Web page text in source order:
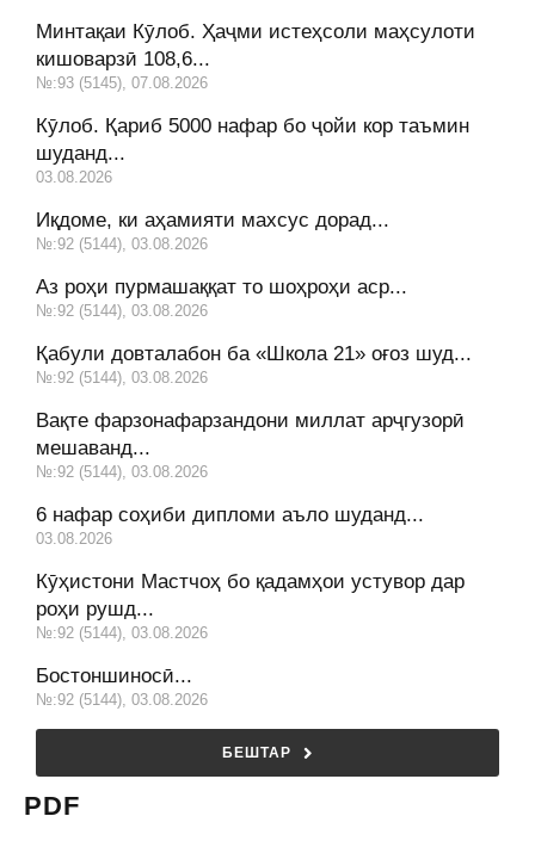
Минтақаи Кӯлоб. Ҳаҷми истеҳсоли маҳсулоти
кишоварзӣ 108,6...
№:93 (5145), 07.08.2026
Кӯлоб. Қариб 5000 нафар бо ҷойи кор таъмин
шуданд...
03.08.2026
Иқдоме, ки аҳамияти махсус дорад...
№:92 (5144), 03.08.2026
Аз роҳи пурмашаққат то шоҳроҳи аср...
№:92 (5144), 03.08.2026
Қабули довталабон ба «Школа 21» оғоз шуд...
№:92 (5144), 03.08.2026
Вақте фарзонафарзандони миллат арҷгузорӣ
мешаванд...
№:92 (5144), 03.08.2026
6 нафар соҳиби дипломи аъло шуданд...
03.08.2026
Кӯҳистони Мастчоҳ бо қадамҳои устувор дар
роҳи рушд...
№:92 (5144), 03.08.2026
Бостоншиносӣ...
№:92 (5144), 03.08.2026
БЕШТАР
PDF